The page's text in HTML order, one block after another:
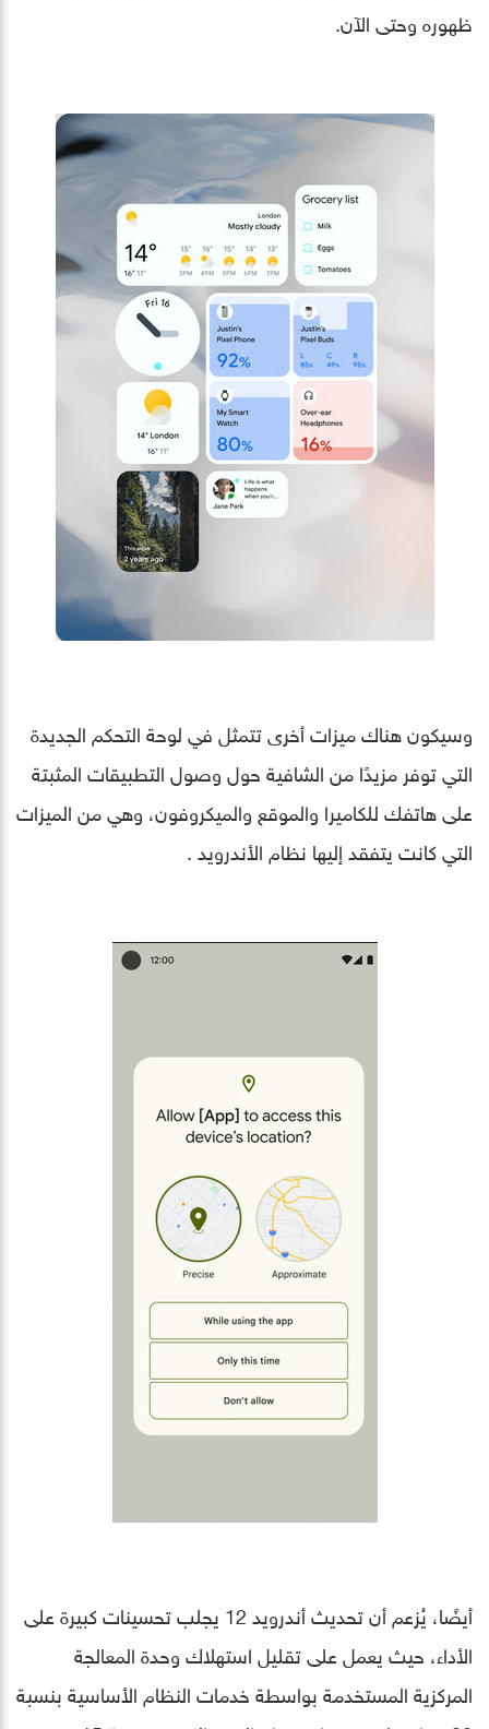
ظهوره وحتى الآن.
وسيكون هناك ميزات أخرى تتمثل في لوحة التحكم الجديدة
التي توفر مزيدًا من الشافية حول وصول التطبيقات المثبتة
على هاتفك للكاميرا والموقع والميكروفون، وهي من الميزات
التي كانت يتفقد إليها نظام الأندرويد .
أيضًا، يُزعم أن تحديث أندرويد 12 يجلب تحسينات كبيرة على
الأداء، حيث يعمل على تقليل استهلاك وحدة المعالجة
المركزية المستخدمة بواسطة خدمات النظام الأساسية بنسبة